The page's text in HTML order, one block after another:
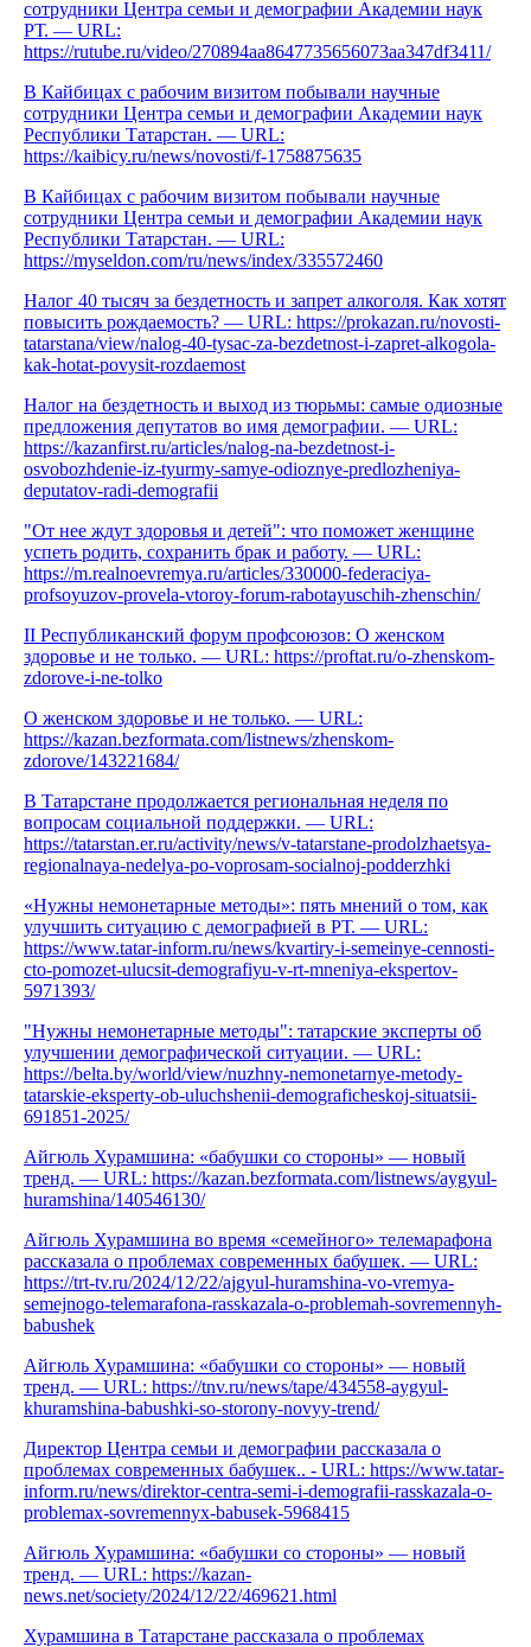
сотрудники Центра семьи и демографии Академии наук
РТ. — URL:
https://rutube.ru/video/270894aa8647735656073aa347df3411/
В Кайбицах с рабочим визитом побывали научные
сотрудники Центра семьи и демографии Академии наук
Республики Татарстан. — URL:
https://kaibicy.ru/news/novosti/f-1758875635
В Кайбицах с рабочим визитом побывали научные
сотрудники Центра семьи и демографии Академии наук
Республики Татарстан. — URL:
https://myseldon.com/ru/news/index/335572460
Налог 40 тысяч за бездетность и запрет алкоголя. Как хотят
повысить рождаемость? — URL: https://prokazan.ru/novosti-
tatarstana/view/nalog-40-tysac-za-bezdetnost-i-zapret-alkogola-
kak-hotat-povysit-rozdaemost
Налог на бездетность и выход из тюрьмы: самые одиозные
предложения депутатов во имя демографии. — URL:
https://kazanfirst.ru/articles/nalog-na-bezdetnost-i-
osvobozhdenie-iz-tyurmy-samye-odioznye-predlozheniya-
deputatov-radi-demografii
"От нее ждут здоровья и детей": что поможет женщине
успеть родить, сохранить брак и работу. — URL:
https://m.realnoevremya.ru/articles/330000-federaciya-
profsoyuzov-provela-vtoroy-forum-rabotayuschih-zhenschin/
II Республиканский форум профсоюзов: О женском
здоровье и не только. — URL: https://proftat.ru/o-zhenskom-
zdorove-i-ne-tolko
О женском здоровье и не только. — URL:
https://kazan.bezformata.com/listnews/zhenskom-
zdorove/143221684/
В Татарстане продолжается региональная неделя по
вопросам социальной поддержки. — URL:
https://tatarstan.er.ru/activity/news/v-tatarstane-prodolzhaetsya-
regionalnaya-nedelya-po-voprosam-socialnoj-podderzhki
«Нужны немонетарные методы»: пять мнений о том, как
улучшить ситуацию с демографией в РТ. — URL:
https://www.tatar-inform.ru/news/kvartiry-i-semeinye-cennosti-
cto-pomozet-ulucsit-demografiyu-v-rt-mneniya-ekspertov-
5971393/
"Нужны немонетарные методы": татарские эксперты об
улучшении демографической ситуации. — URL:
https://belta.by/world/view/nuzhny-nemonetarnye-metody-
tatarskie-eksperty-ob-uluchshenii-demograficheskoj-situatsii-
691851-2025/
Айгюль Хурамшина: «бабушки со стороны» — новый
тренд. — URL: https://kazan.bezformata.com/listnews/aygyul-
huramshina/140546130/
Айгюль Хурамшина во время «семейного» телемарафона
рассказала о проблемах современных бабушек. — URL:
https://trt-tv.ru/2024/12/22/ajgyul-huramshina-vo-vremya-
semejnogo-telemarafona-rasskazala-o-problemah-sovremennyh-
babushek
Айгюль Хурамшина: «бабушки со стороны» — новый
тренд. — URL: https://tnv.ru/news/tape/434558-aygyul-
khuramshina-babushki-so-storony-novyy-trend/
Директор Центра семьи и демографии рассказала о
проблемах современных бабушек.. - URL: https://www.tatar-
inform.ru/news/direktor-centra-semi-i-demografii-rasskazala-o-
problemax-sovremennyx-babusek-5968415
Айгюль Хурамшина: «бабушки со стороны» — новый
тренд. — URL: https://kazan-
news.net/society/2024/12/22/469621.html
Хурамшина в Татарстане рассказала о проблемах